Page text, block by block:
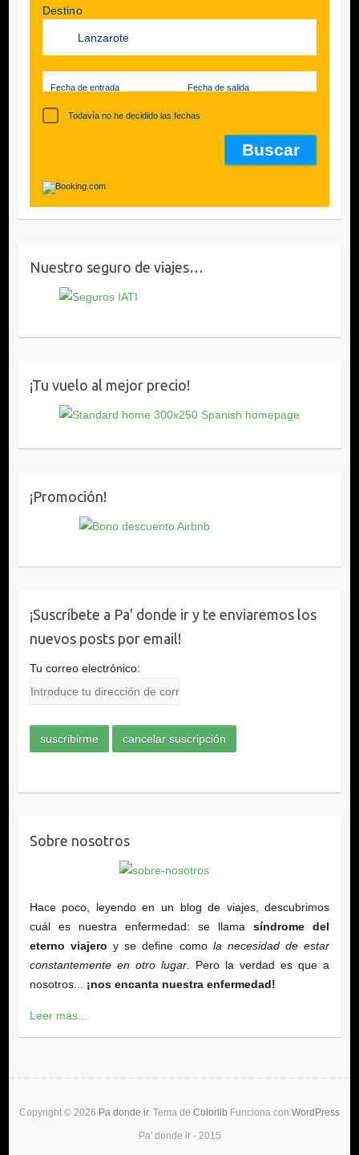
Destino
Fecha de entrada Fecha de salida
Todavía no he decidido las fechas
Nuestro seguro de viajes…
¡Tu vuelo al mejor precio!
¡Promoción!
¡Suscríbete a Pa' donde ir y te enviaremos los
nuevos posts por email!
Tu correo electrónico:
Sobre nosotros
Hace poco, leyendo en un blog de viajes, descubrimos
cuál es nuestra enfermedad: se llamasíndrome del
eterno viajero y se define como la necesidad de estar
constantemente en otro lugar. Pero la verdad es que a
nosotros... ¡nos encanta nuestra enfermedad!
Leer más...
Copyright © 2026 Pa donde ir. Tema de Colorlib Funciona con WordPress
Pa' donde ir - 2015